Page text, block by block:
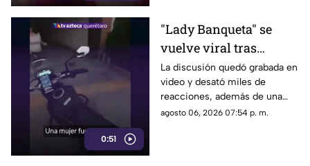
0:51
"Lady Banqueta" se
vuelve viral tras
confrontar a un
repartidor; así fue el
momento
La discusión quedó grabada en
video y desató miles de
reacciones, además de una
muestra de apoyo de
agosto 06, 2026 07:54 p. m.